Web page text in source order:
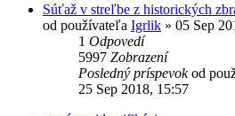
Súťaž v streľbe z historických
od používateľa Igrlik » 05 Sep
1 Odpovedí
5997 Zobrazení
Posledný príspevokod
25 Sep 2018, 15:57